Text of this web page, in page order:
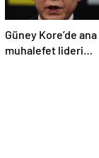
Güney Kore’de ana
muhalefet lideri